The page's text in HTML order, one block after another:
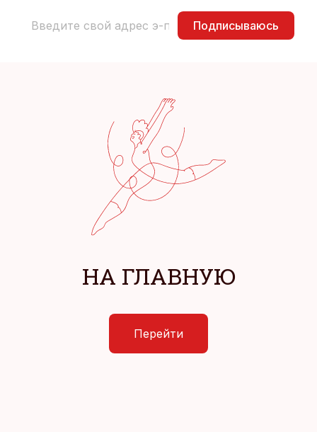
Подписываюсь
НА ГЛАВНУЮ
Перейти